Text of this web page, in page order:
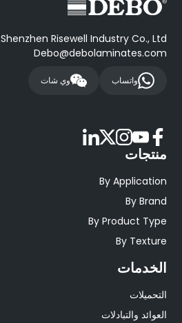
Shenzhen Risewell Industry Co., Ltd.
Debo@debolaminates.com
واتساب وي شات
منتجات
By Application
By Brand
By Product Type
By Texture
الخدمات
التحميلات
العوائد والتبادلات